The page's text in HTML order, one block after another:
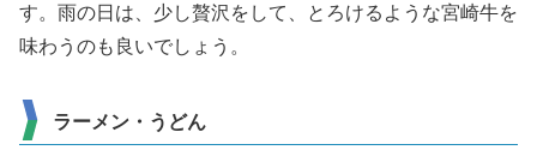
す。雨の日は、少し贅沢をして、とろけるような宮崎牛を
味わうのも良いでしょう。
ラーメン・うどん